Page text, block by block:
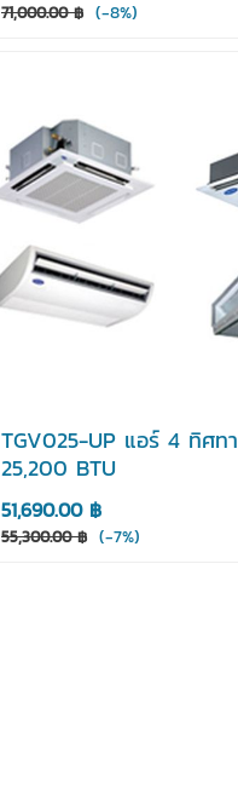
71,000.00 ฿ (-8%)
TGV025-UP แอร์ 4 ทิศท
25,200 BTU
51,690.00 ฿
55,300.00 ฿ (-7%)